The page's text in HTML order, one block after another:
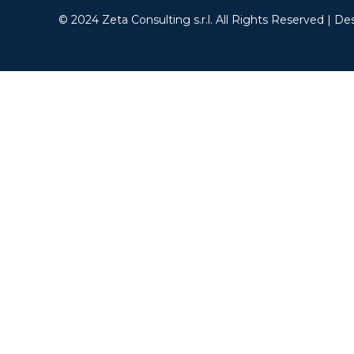
© 2024 Zeta Consulting s.r.l. All Rights Reserved |